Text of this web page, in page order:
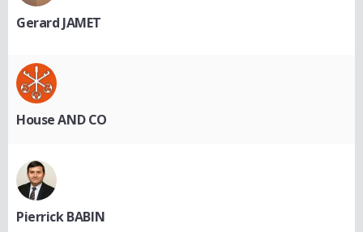
Gerard JAMET
House AND CO
Pierrick BABIN